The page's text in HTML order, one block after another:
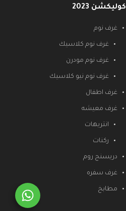
كوليكشن 2023
غرف نوم
غرف نوم كلاسيك
غرف نوم مودرن
غرف نوم نيو كلاسيك
غرف اطفال
غرف معيشه
انتريهات
ركنات
دريسنج روم
غرف سفره
مطابخ